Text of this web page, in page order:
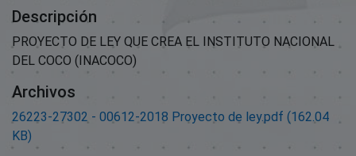
Descripción
PROYECTO DE LEY QUE CREA EL INSTITUTO NACIONAL
DEL COCO (INACOCO)
Archivos
26223-27302 - 00612-2018 Proyecto de ley.pdf (162.04
KB)